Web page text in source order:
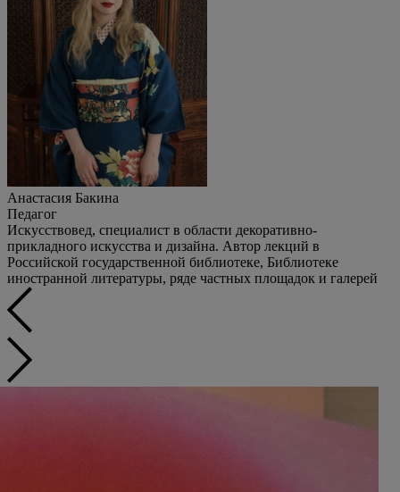
Анастасия Бакина
Педагог
Искусствовед, специалист в области декоративно-
прикладного искусства и дизайна. Автор лекций в
Российской государственной библиотеке, Библиотеке
иностранной литературы, ряде частных площадок и галерей